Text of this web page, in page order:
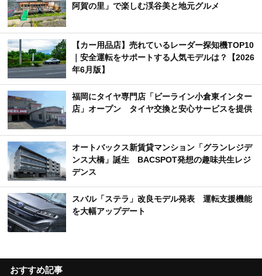
阿賀の里」で楽しむ渓谷美と地元グルメ
【カー用品店】売れているレーダー探知機TOP10
｜安全運転をサポートする人気モデルは？【2026
年6月版】
福岡にタイヤ専門店「ビーライン小倉東インター
店」オープン タイヤ交換と安心サービスを提供
オートバックス新賃貸マンション「グランレジデ
ンス大橋」誕生 BACSPOT発想の趣味共生レジ
デンス
スバル「ステラ」改良モデル発表 運転支援機能
を大幅アップデート
おすすめ記事